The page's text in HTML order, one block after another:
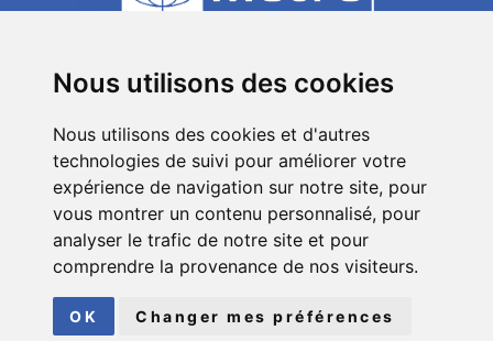
Nous utilisons des cookies
Nous utilisons des cookies et d'autres
technologies de suivi pour améliorer votre
expérience de navigation sur notre site, pour
vous montrer un contenu personnalisé, pour
analyser le trafic de notre site et pour
comprendre la provenance de nos visiteurs.
OK Changer mes préférences
80 Impasse des Chapotines - ZAE Chez
Merlin 74420 St André de Boëge - FRANCE
+33 (0)4 50 39 08 49
info[a]metro-fr.com
SuivezMetro
sur les réseaux sociaux
MENTIONS LÉGALES |PLAN DU SITE